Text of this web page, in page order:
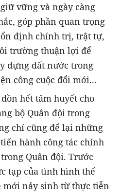
vững và ngày càng
góp phần quan trọng
định chính trị, trật tự,
trường thuận lợi để
dựng đất nước trong
công cuộc đổi mới...
hết tâm huyết cho
bộ Quân đội trong
chí cũng để lại những
hành công tác chính
Quân đội. Trước
tạp của tình hình thế
mới nảy sinh từ thực tiễn